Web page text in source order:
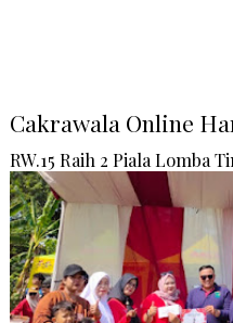
Cakrawala Online
RW.15 Raih 2 Piala Lomba